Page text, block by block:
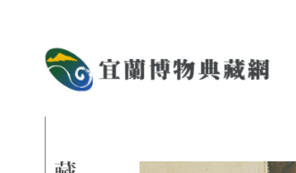
宜蘭博物典藏網
網頁導覽